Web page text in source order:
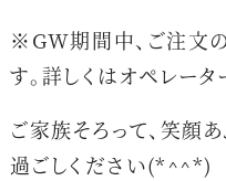
※GW期間中、ご注文
す。詳しくはオペレー
ご家族そろって、笑顔
過ごしください(*^^*)